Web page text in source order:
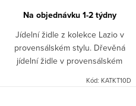
Na objednávku 1-2 týdny
Jídelní židle z kolekce Lazio v
provensálském stylu. Dřevěná
jídelní židle v provensálském
díky bukovému dřevu velkou
Kód: KATKT10D